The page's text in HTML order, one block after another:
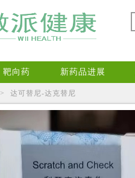
靶向药 新药品进展
> 达可替尼-达克替尼